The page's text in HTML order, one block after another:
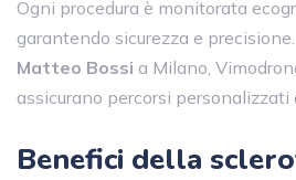
Ogni procedura è monitorata
garantendo sicurezza e
Matteo Bossi a Milano,
assicurano percorsi personalizzati
Benefici della